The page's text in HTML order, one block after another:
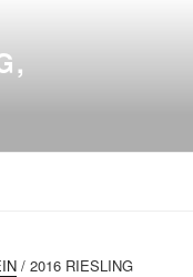
/ 2016 RIESLING